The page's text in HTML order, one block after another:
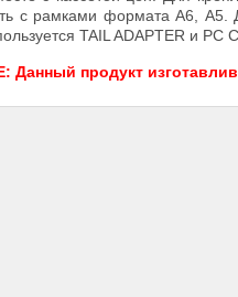
с рамками формата А6, А5.
TAIL ADAPTER и PC
продукт